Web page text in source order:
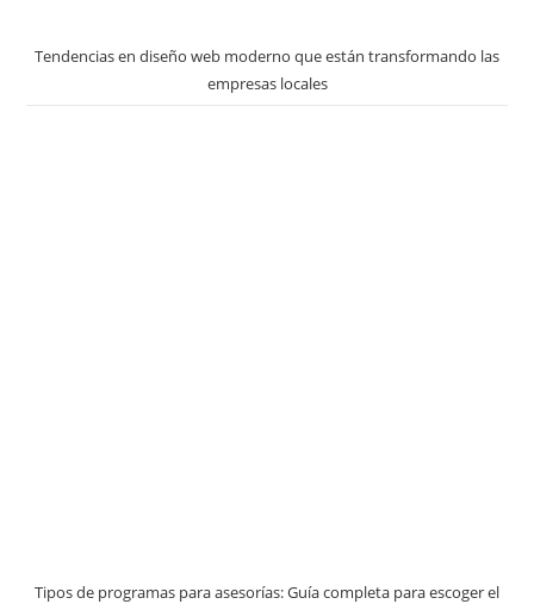
Tendencias en diseño web moderno que están transformando las
empresas locales
Tipos de programas para asesorías: Guía completa para escoger el